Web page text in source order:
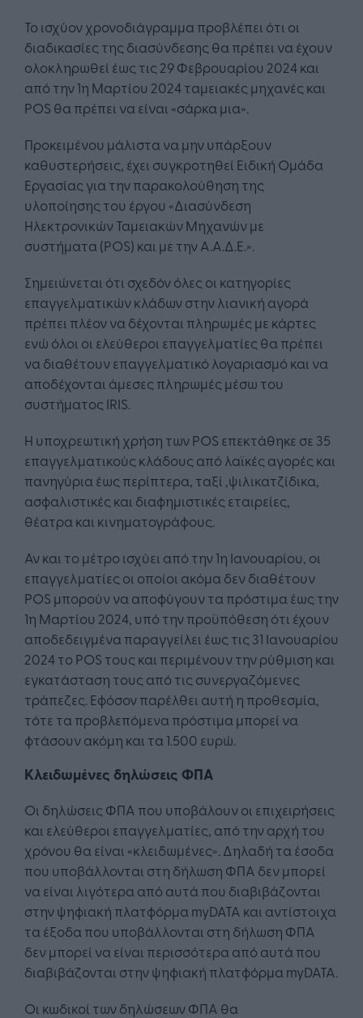
Το ισχύον χρονοδιάγραμμα προβλέπει ότι οι
διαδικασίες της διασύνδεσης θα πρέπει να έχουν
ολοκληρωθεί έως τις 29 Φεβρουαρίου 2024 και
από την 1η Μαρτίου 2024 ταμειακές μηχανές και
POS θα πρέπει να είναι «σάρκα μια».
Προκειμένου μάλιστα να μην υπάρξουν
καθυστερήσεις, έχει συγκροτηθεί Ειδική Ομάδα
Εργασίας για την παρακολούθηση της
υλοποίησης του έργου «Διασύνδεση
Ηλεκτρονικών Ταμειακών Μηχανών με
συστήματα (POS) και με την Α.Α.Δ.Ε.».
Σημειώνεται ότι σχεδόν όλες οι κατηγορίες
επαγγελματικών κλάδων στην λιανική αγορά
πρέπει πλέον να δέχονται πληρωμές με κάρτες
ενώ όλοι οι ελεύθεροι επαγγελματίες θα πρέπει
να διαθέτουν επαγγελματικό λογαριασμό και να
αποδέχονται άμεσες πληρωμές μέσω του
συστήματος IRIS.
H υποχρεωτική χρήση των POS επεκτάθηκε σε 35
επαγγελματικούς κλάδους από λαϊκές αγορές και
πανηγύρια έως περίπτερα, ταξί ,ψιλικατζίδικα,
ασφαλιστικές και διαφημιστικές εταιρείες,
θέατρα και κινηματογράφους.
Αν και το μέτρο ισχύει από την 1η Ιανουαρίου, οι
επαγγελματίες οι οποίοι ακόμα δεν διαθέτουν
POS μπορούν να αποφύγουν τα πρόστιμα έως την
1η Μαρτίου 2024, υπό την προϋπόθεση ότι έχουν
αποδεδειγμένα παραγγείλει έως τις 31 Ιανουαρίου
2024 το POS τους και περιμένουν την ρύθμιση και
εγκατάσταση τους από τις συνεργαζόμενες
τράπεζες. Εφόσον παρέλθει αυτή η προθεσμία,
τότε τα προβλεπόμενα πρόστιμα μπορεί να
φτάσουν ακόμη και τα 1.500 ευρώ.
Κλειδωμένες δηλώσεις ΦΠΑ
Οι δηλώσεις ΦΠΑ που υποβάλουν οι επιχειρήσεις
και ελεύθεροι επαγγελματίες, από την αρχή του
χρόνου θα είναι «κλειδωμένες». Δηλαδή τα έσοδα
που υποβάλλονται στη δήλωση ΦΠΑ δεν μπορεί
να είναι λιγότερα από αυτά που διαβιβάζονται
στην ψηφιακή πλατφόρμα myDATA και αντίστοιχα
τα έξοδα που υποβάλλονται στη δήλωση ΦΠΑ
δεν μπορεί να είναι περισσότερα από αυτά που
διαβιβάζονται στην ψηφιακή πλατφόρμα myDATA.
Οι κωδικοί των δηλώσεων ΦΠΑ θα